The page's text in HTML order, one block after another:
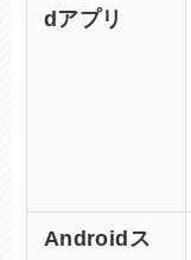
dアプリ
Androidス